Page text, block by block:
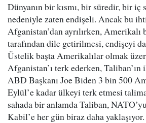
Dünyanın bir kısmı, bir süredir, bir iç
nedeniyle zaten endişeli. Ancak bu
Afganistan’dan ayrılırken, Amerikalı
tarafından dile getirilmesi, endişeyi
Üstelik başta Amerikalılar olmak
Afganistan’ı terk ederken,
ABD Başkanı Joe Biden 3 bin 500
Eylül’e kadar ülkeyi terk etmesi
sahada bir anlamda Taliban,
Kabil’e her gün biraz daha